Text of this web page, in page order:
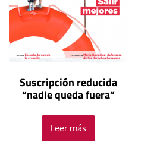
Suscripción reducida
“nadie queda fuera”
Leer más